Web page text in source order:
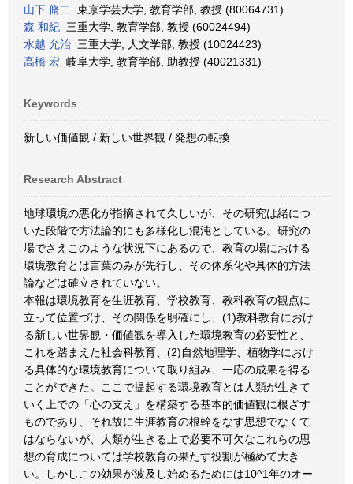
山下 脩二
東京学芸大学, 教育学部, 教授 (80064731)
森 和紀 三重大学, 教育学部, 教授 (60024494)
水越 允治 三重大学, 人文学部, 教授 (10024423)
高橋 宏 岐阜大学, 教育学部, 助教授 (40021331)
Keywords
新しい価値観 / 新しい世界観 / 発想の転換
Research Abstract
地球環境の悪化が指摘されて久しいが、その研究は緒につ
いた段階で方法論的にも多様化し混沌としている。研究の
場でさえこのような状況下にあるので、教育の場における
環境教育とは言葉のみが先行し、その体系化や具体的方法
論などは確立されていない。
本報は環境教育を生涯教育、学校教育、教科教育の観点に
立って位置づけ、その関係を明確にし、(1)教科教育におけ
る新しい世界観・価値観を導入した環境教育の必要性と、
これを踏まえた社会科教育、(2)自然地理学、植物学におけ
る具体的な環境教育について取り組み、一応の成果を得る
ことができた。ここで提起する環境教育とは人類が生きて
いく上での「心の支え」を構築する基本的価値観に根ざす
ものであり、それ故に生涯教育の根幹をなす思想でなくて
はならないが、人類が生きる上で必要不可欠なこれらの思
想の育成については学校教育の果たす役割が極めて大き
い。しかしこの効果が波及し始めるためには10^1年のオー